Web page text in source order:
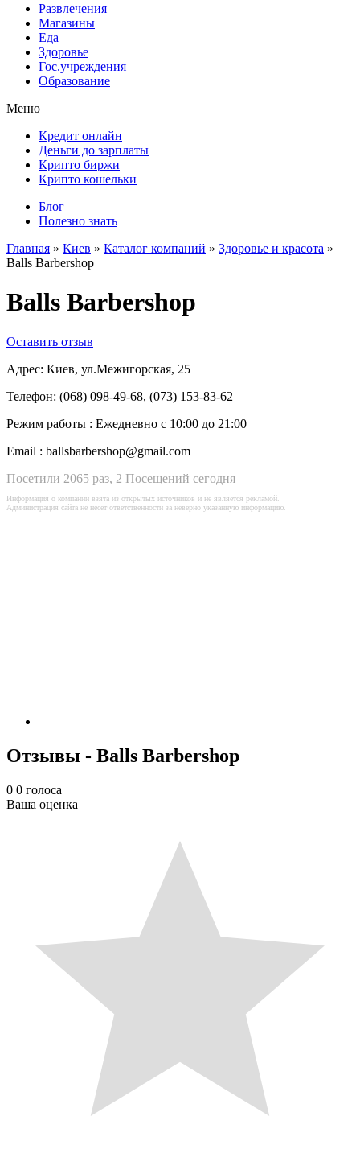
Развлечения
Магазины
Еда
Здоровье
Гос.учреждения
Образование
Меню
Кредит онлайн
Деньги до зарплаты
Крипто биржи
Крипто кошельки
Блог
Полезно знать
Главная » Киев » Каталог компаний » Здоровье и красота »
Balls Barbershop
Balls Barbershop
Оставить отзыв
Адрес: Киев, ул.Межигорская, 25
Телефон: (068) 098-49-68, (073) 153-83-62
Режим работы : Ежедневно с 10:00 до 21:00
Email : ballsbarbershop@gmail.com
Посетили 2065 раз, 2 Посещений сегодня
Информация о компании взята из открытых источников и не является рекламой.
Администрация сайта не несёт ответственности за неверно указанную информацию.
Отзывы - Balls Barbershop
0 0 голоса
Ваша оценка